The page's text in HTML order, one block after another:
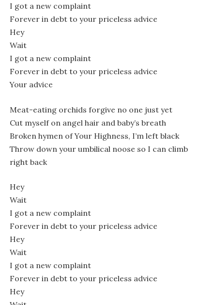
I got a new complaint
Forever in debt to your priceless advice
Hey
Wait
I got a new complaint
Forever in debt to your priceless advice
Your advice
Meat-eating orchids forgive no one just yet
Cut myself on angel hair and baby’s breath
Broken hymen of Your Highness, I’m left black
Throw down your umbilical noose so I can climb
right back
Hey
Wait
I got a new complaint
Forever in debt to your priceless advice
Hey
Wait
I got a new complaint
Forever in debt to your priceless advice
Hey